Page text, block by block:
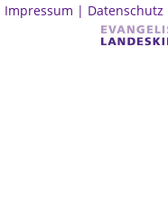
Impressum | Datenschutz